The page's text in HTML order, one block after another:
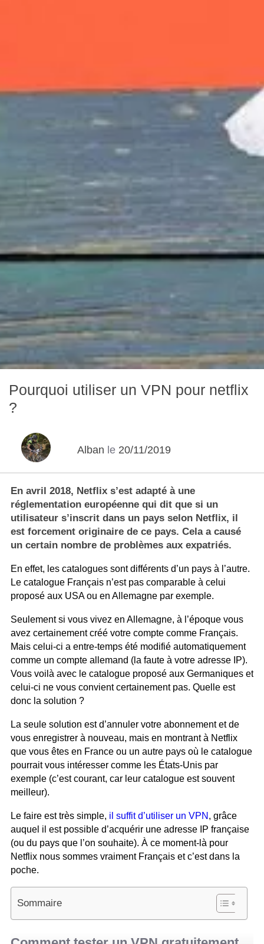
Pourquoi utiliser un VPN pour netflix
?
Alban le 20/11/2019
En avril 2018, Netflix s’est adapté à une
réglementation européenne qui dit que si un
utilisateur s’inscrit dans un pays selon Netflix, il
est forcement originaire de ce pays. Cela a causé
un certain nombre de problèmes aux expatriés.
En effet, les catalogues sont différents d’un pays à l’autre.
Le catalogue Français n’est pas comparable à celui
proposé aux USA ou en Allemagne par exemple.
Seulement si vous vivez en Allemagne, à l’époque vous
avez certainement créé votre compte comme Français.
Mais celui-ci a entre-temps été modifié automatiquement
comme un compte allemand (la faute à votre adresse IP).
Vous voilà avec le catalogue proposé aux Germaniques et
celui-ci ne vous convient certainement pas. Quelle est
donc la solution ?
La seule solution est d’annuler votre abonnement et de
vous enregistrer à nouveau, mais en montrant à Netflix
que vous êtes en France ou un autre pays où le catalogue
pourrait vous intéresser comme les États-Unis par
exemple (c’est courant, car leur catalogue est souvent
meilleur).
Le faire est très simple, il suffit d’utiliser un VPN , grâce
auquel il est possible d’acquérir une adresse IP française
(ou du pays que l’on souhaite). À ce moment-là pour
Netflix nous sommes vraiment Français et c’est dans la
poche.
Sommaire